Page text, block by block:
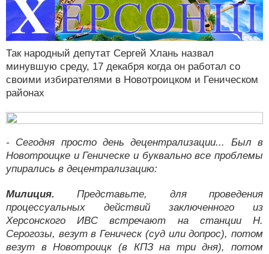
Так народный депутат Сергей Хлань назвал
минувшую среду, 17 декабря когда он работал со
своими избирателями в Новотроицком и Геническом
районах
- Сегодня просто день децентрализации... Был в
Новотроицке и Геническе и буквально все проблемы
упирались в децентрализацию:
Милиция. Представьте, для проведения
процессуальных действий заключенного из
Херсонского ИВС встречают на станции Н.
Серогозы, везут в Геническ (суд или допрос), потом
везут в Новотроицк (в КПЗ на три дня), потом